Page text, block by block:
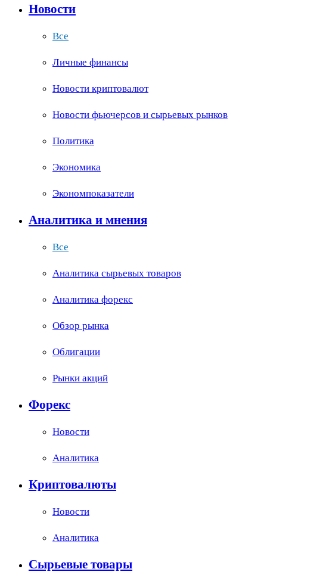
Новости
Все
Личные финансы
Новости криптовалют
Новости фьючерсов и сырьевых рынков
Политика
Экономика
Экономпоказатели
Аналитика и мнения
Все
Аналитика сырьевых товаров
Аналитика форекс
Обзор рынка
Облигации
Рынки акций
Форекс
Новости
Аналитика
Криптовалюты
Новости
Аналитика
Сырьевые товары